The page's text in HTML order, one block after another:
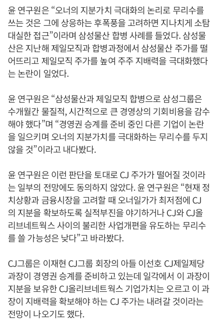
윤 연구원은 “오너의 지분가치 극대화의 논리로 무리수를
쓰는 것은 그에 상응하는 후폭풍을 고려하면 지나치게 소탐
대실한 접근”이라며 삼성물산 합병 사례를 들었다. 삼성물
산은 지난해 제일모직과 합병과정에서 삼성물산 주가를 떨
어뜨리고 제일모직 주가를 높여 주주 지배력을 극대화했다
는 논란이 일었다.
윤 연구원은 “삼성물산과 제일모직 합병으로 삼성그룹은
수개월간 물질적, 시간적으로 큰 경영상의 기회비용을 감수
해야 했다”며 “경영권 승계를 준비 중인 다른 기업이 논란
을 일으키며 오너의 지분가치를 극대화하는 무리수를 두지
않을 것”이라고 내다봤다.
윤 연구원은 이런 판단을 토대로 CJ 주가가 떨어질 것이라
는 일부의 전망에도 동의하지 않았다. 윤 연구원은 “현재 정
치상황과 금융시장을 고려할 때 오너일가가 최저점에 CJ
의 지분을 확보하도록 실적부진을 야기하거나 CJ와 CJ올
리브네트웍스 사이의 불리한 사업개편을 유도하는 무리수
를 쓸 가능성은 낮다”고 바라봤다.
CJ그룹은 이재현 CJ그룹 회장의 아들 이선호 CJ제일제당
과장이 경영권 승계를 준비하고 있는데 일각에서 이 과장이
지분을 보유한 CJ올리브네트웍스 기업가치는 오르고 이 과
장이 지배력을 확보해야 하는 CJ 주가는 내려갈 것이라는
전망이 나오기도 했다.